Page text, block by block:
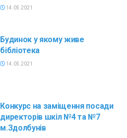
14.05.2021
Будинок у якому живе
бібліотека
14.05.2021
Конкурс на заміщення посади
директорів шкіл №4 та №7
м.Здолбунів